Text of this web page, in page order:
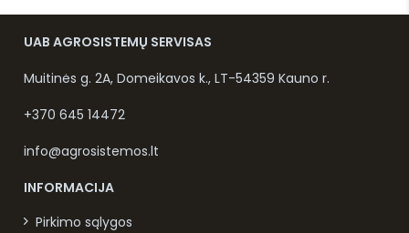
UAB AGROSISTEMŲ SERVISAS
Muitinės g. 2A, Domeikavos k., LT-54359 Kauno r.
+370 645 14472
info@agrosistemos.lt
INFORMACIJA
Pirkimo sąlygos